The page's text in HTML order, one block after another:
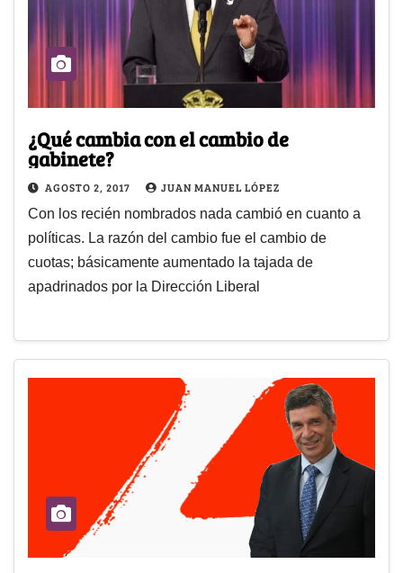
¿Qué cambia con el cambio de
gabinete?
AGOSTO 2, 2017 JUAN MANUEL LÓPEZ
Con los recién nombrados nada cambió en cuanto a
políticas. La razón del cambio fue el cambio de
cuotas; básicamente aumentado la tajada de
apadrinados por la Dirección Liberal